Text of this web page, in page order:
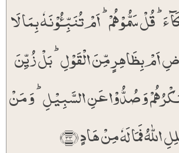
قُلۡ سَمُّوۡہُمۡ ؕ اَمۡ تُنَبِّـُٔوۡنَہٗ بِمَا لَا
اَمۡ بِظَاہِرٍ مِّنَ الۡقَوۡلِ ؕ بَلۡ زُیِّنَ
وَ صُدُّوۡا عَنِ السَّبِیۡلِ ؕ وَ مَنۡ
فَمَا لَہٗ مِنۡ ہَادٍ ﴿۳۳﴾